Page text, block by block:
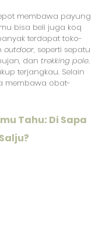
membawa payung
bisa beli juga koq
terdapat toko-
outdoor, seperti sepatu
dan trekking pole.
terjangkau. Selain
membawa obat-
Tahu: Di Sapa